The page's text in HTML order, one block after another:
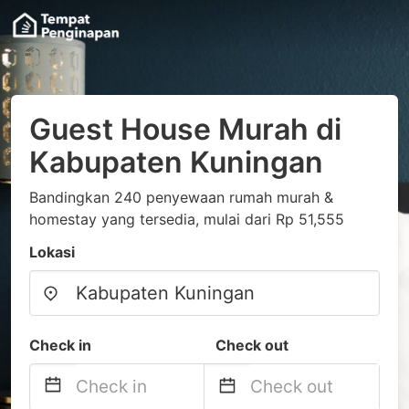
Guest House Murah di
Kabupaten Kuningan
Bandingkan 240 penyewaan rumah murah &
homestay yang tersedia, mulai dari Rp 51,555
Lokasi
Check in Check out